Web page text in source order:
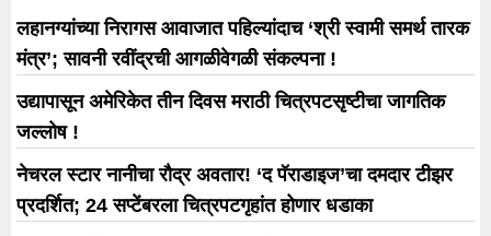
लहानग्यांच्या निरागस आवाजात पहिल्यांदाच ‘श्री स्वामी समर्थ तारक
मंत्र’; सावनी रवींद्रची आगळीवेगळी संकल्पना !
उद्यापासून अमेरिकेत तीन दिवस मराठी चित्रपटसृष्टीचा जागतिक
जल्लोष !
नेचरल स्टार नानीचा रौद्र अवतार! ‘द पॅराडाइज’चा दमदार टीझर
प्रदर्शित; 24 सप्टेंबरला चित्रपटगृहांत होणार धडाका